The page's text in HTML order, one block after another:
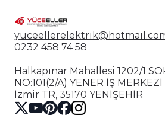
0232 458 74 58
Halkapınar Mahallesi 1202/1
NO:101(2/A) YENER İŞ
İzmir TR, 35170 YENİŞEHİR